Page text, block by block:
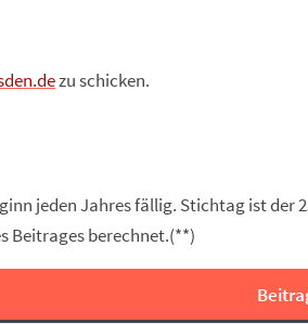
zu schicken.
jeden Jahres fällig. Stichtag ist
Beitrages berechnet.(**)